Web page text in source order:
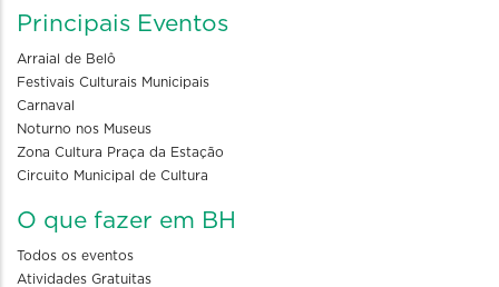
Principais Eventos
Arraial de Belô
Festivais Culturais Municipais
Carnaval
Noturno nos Museus
Zona Cultura Praça da Estação
Circuito Municipal de Cultura
O que fazer em BH
Todos os eventos
Atividades Gratuitas